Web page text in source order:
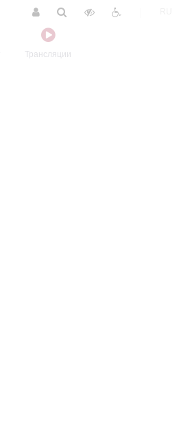
Трансляции